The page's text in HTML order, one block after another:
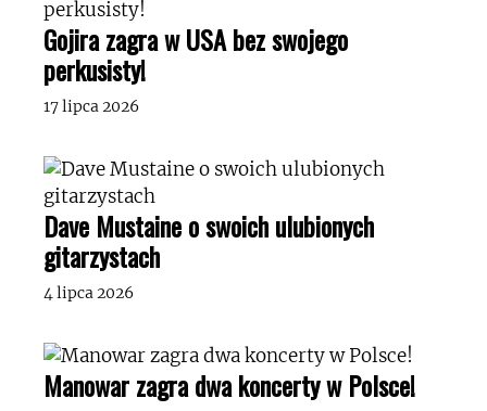
Gojira zagra w USA bez swojego
perkusisty!
17 lipca 2026
Dave Mustaine o swoich ulubionych
gitarzystach
4 lipca 2026
Manowar zagra dwa koncerty w Polsce!